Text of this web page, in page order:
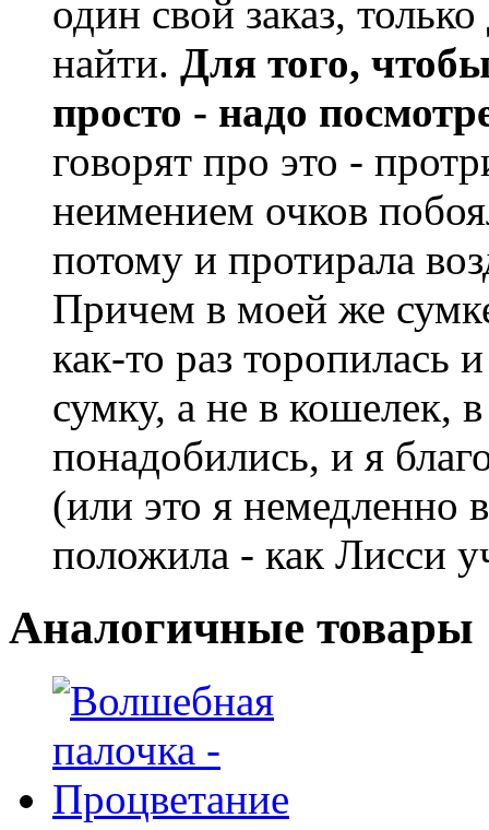
один свой заказ,
найти. Для того,
просто - надо
говорят про это -
неимением очков
потому и протирала
Причем в моей же
как-то раз торопилась
сумку, а не в кошелек,
понадобились, и я
(или это я немедленно
положила - как Лисси
Аналогичные товары